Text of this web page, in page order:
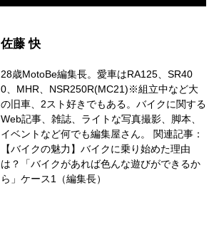
佐藤 快
28歳MotoBe編集長。愛車はRA125、SR40
0、MHR、NSR250R(MC21)※組立中など大
の旧車、2スト好きでもある。バイクに関する
Web記事、雑誌、ライトな写真撮影、脚本、
イベントなど何でも編集屋さん。 関連記事：
【バイクの魅力】バイクに乗り始めた理由
は？「バイクがあれば色んな遊びができるか
ら」ケース1（編集長）